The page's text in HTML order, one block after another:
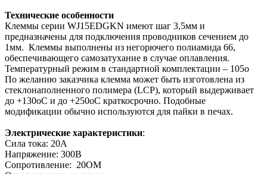
Технические особенности
Клеммы серии WJ15EDGKN имеют шаг 3,5мм и
предназначены для подключения проводников сечением до
1мм. Клеммы выполнены из негорючего полиамида 66,
обеспечивающего самозатухание в случае оплавления.
Температурный режим в стандартной комплектации – 105о
По желанию заказчика клемма может быть изготовлена из
стеклонаполненного полимера (LCP), который выдерживает
до +130оС и до +250оС краткосрочно. Подобные
модификации обычно используются для пайки в печах.
Электрические характеристики:
Сила тока: 20А
Напряжение: 300В
Сопротивление: 20ОМ